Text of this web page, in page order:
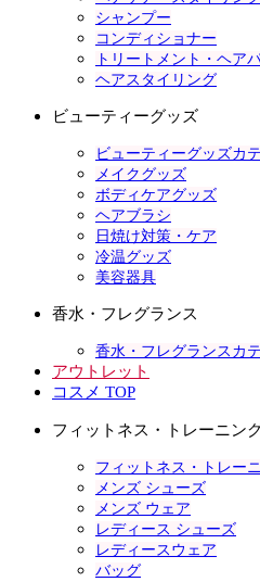
シャンプー
コンディショナー
トリートメント・ヘア
ヘアスタイリング
ビューティーグッズ
ビューティーグッズカ
メイクグッズ
ボディケアグッズ
ヘアブラシ
日焼け対策・ケア
冷温グッズ
美容器具
香水・フレグランス
香水・フレグランスカ
アウトレット
コスメ TOP
フィットネス・トレーニン
フィットネス・トレー
メンズ シューズ
メンズ ウェア
レディース シューズ
レディースウェア
バッグ